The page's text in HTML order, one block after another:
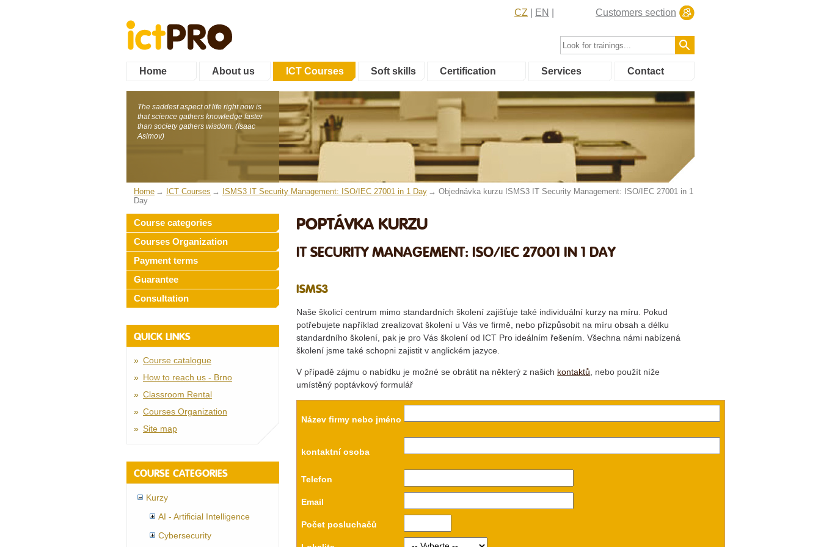
CZ EN Customers section
Home About us ICT Courses Soft skills Certification Services Contact
The saddest aspect of life right now is
that science gathers knowledge faster
than society gathers wisdom. (Isaac
Asimov)
Home ICT Courses ISMS3 IT Security Management: ISO/IEC 27001 in 1 Day
Objednávka kurzu ISMS3 IT Security Management: ISO/IEC 27001 in 1
Day
Course categories
Courses Organization
Payment terms
Guarantee
Consultation
QUICK LINKS
Course catalogue
How to reach us - Brno
Classroom Rental
Courses Organization
Site map
COURSE CATEGORIES
Kurzy
AI - Artificial Intelligence
Cybersecurity
POPTÁVKA KURZU
IT SECURITY MANAGEMENT: ISO/IEC 27001 IN 1 DAY
ISMS3
Naše školicí centrum mimo standardních školení zajišťuje také individuální kurzy na míru. Pokud
potřebujete například zrealizovat školení u Vás ve firmě, nebo přizpůsobit na míru obsah a délku
standardního školení, pak je pro Vás školení od ICT Pro ideálním řešením. Všechna námi nabízená
školení jsme také schopni zajistit v anglickém jazyce.
V případě zájmu o nabídku je možné se obrátit na některý z našich kontaktů , nebo použít níže
umístěný poptávkový formulář
Název firmy nebo jméno
kontaktní osoba
Telefon
Email
Počet posluchačů